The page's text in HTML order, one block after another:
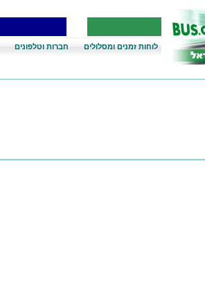
לוחות זמנים ומסלולים חברות וטלפונים